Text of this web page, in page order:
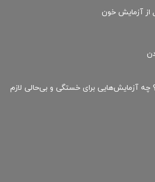
از آزمایش خون
آزمایش‌هایی برای خستگی و بی‌حالی لازم